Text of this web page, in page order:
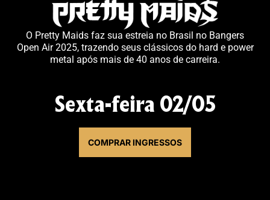
O Pretty Maids faz sua estreia no Brasil no Bangers
Open Air 2025, trazendo seus clássicos do hard e power
metal após mais de 40 anos de carreira.
Sexta-feira 02/05
COMPRAR INGRESSOS